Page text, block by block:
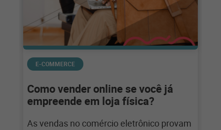
E-COMMERCE
Como vender online se você já
empreende em loja física?
As vendas no comércio eletrônico provam